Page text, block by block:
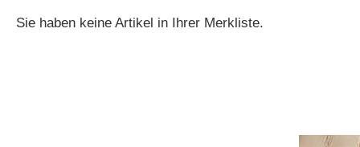
Sie haben keine Artikel in Ihrer Merkliste.